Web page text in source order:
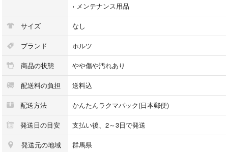
› メンテナンス用品
サイズ なし
ブランド ホルツ
商品の状態 やや傷や汚れあり
配送料の負担 送料込
配送方法 かんたんラクマパック(日本郵便)
発送日の目安 支払い後、2～3日で発送
発送元の地域 群馬県